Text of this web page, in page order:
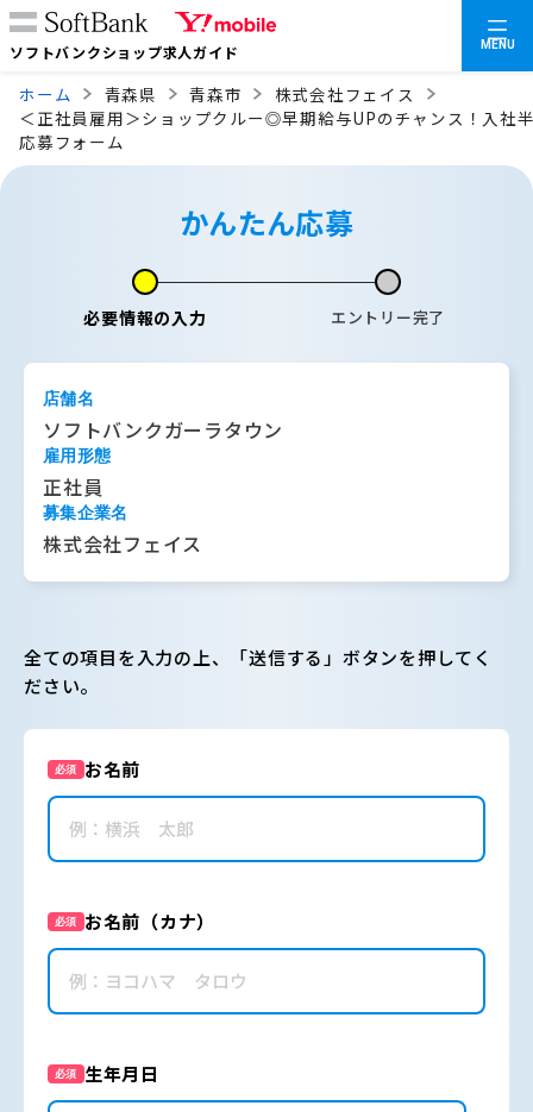
ソフトバンクショップ求人ガイド MENU
ホーム 青森県 青森市
株式会社フェイス
＜正社員雇用＞ショップクルー◎早期給与UPのチャンス！入社
応募フォーム
かんたん応募
必要情報の入力 エントリー完了
店舗名
ソフトバンクガーラタウン
雇用形態
正社員
募集企業名
株式会社フェイス
全ての項目を入力の上、「送信する」ボタンを押してく
ださい。
必須 お名前
必須 お名前（カナ）
必須 生年月日